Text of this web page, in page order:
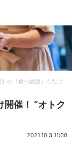
】の『食べ放題』今だけ
開催！ “オトク
2021.10.3 11:00